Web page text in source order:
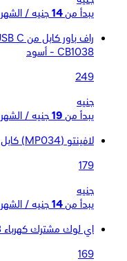
يبدأ من 14 جنيه / الشهر
CB1038 - أسود
249
جنيه
يبدأ من 19 جنيه / الشهر
لافينتو (MP034) كابل معدن من يو أس بي الي Type C - فضي
179
جنيه
يبدأ من 14 جنيه / الشهر
اي لوك مشترك كهرباء 3 منافذ طوله 3 متر - أصفر
169